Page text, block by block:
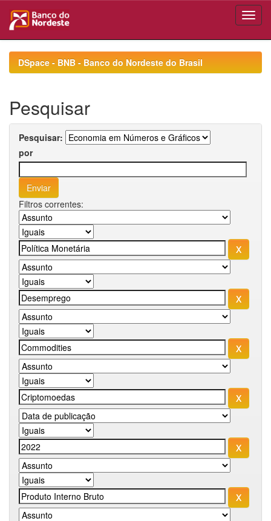
navigationDSpace - BNB - Banco do Nordeste do Brasil
Pesquisar
Pesquisar:
por
Filtros correntes: